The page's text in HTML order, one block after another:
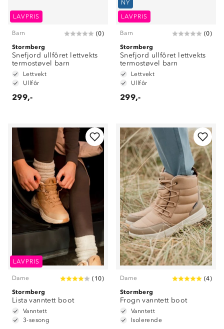
LAVPRIS
Barn (0)
Stormberg
Snefjord ullfôret lettvekts
termostøvel barn
Lettvekt
Ullfôr
299,-
NY
LAVPRIS
Barn (0)
Stormberg
Snefjord ullfôret lettvekts
termostøvel barn
Lettvekt
Ullfôr
299,-
LAVPRIS
Dame ( 10)
Stormberg
Lista vanntett boot
Vanntett
3-sesong
Dame (4)
Stormberg
Frogn vanntett boot
Vanntett
Isolerende